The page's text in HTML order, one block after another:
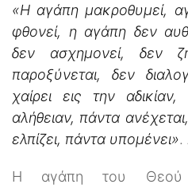
«Η αγάπη μακροθυμεί,
φθονεί, η αγάπη δεν
δεν ασχημονεί, δεν
παροξύνεται, δεν
χαίρει εις την
αλήθειαν, πάντα
ελπίζει, πάντα υπομένει».
Η αγάπη του Θεού